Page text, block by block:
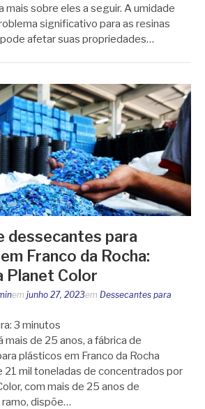
mais sobre eles a seguir. A umidade
significativo para as resinas
afetar suas propriedades…
dessecantes para
Franco da Rocha:
Planet Color
em junho 27, 2023em Dessecantes para
3 minutos
mais de 25 anos, a fábrica de
plásticos em Franco da Rocha
21 mil toneladas de concentrados por
com mais de 25 anos de
dispõe…